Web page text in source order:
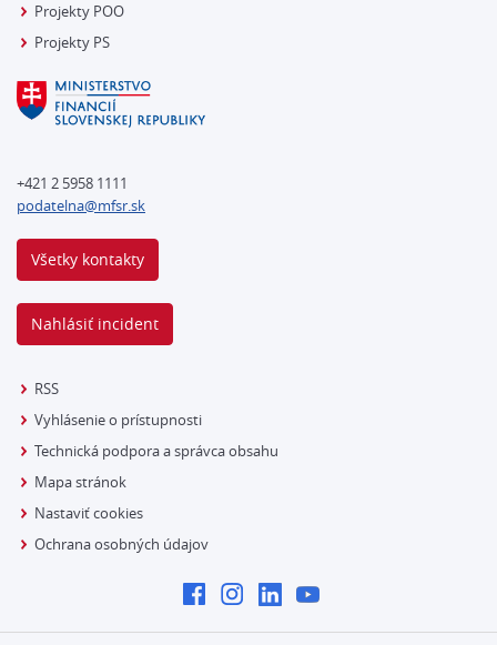
Projekty POO
Projekty PS
+421 2 5958 1111
podatelna@mfsr.sk
Všetky kontakty
Nahlásiť incident
RSS
Vyhlásenie o prístupnosti
Technická podpora a správca obsahu
Mapa stránok
Nastaviť cookies
Ochrana osobných údajov